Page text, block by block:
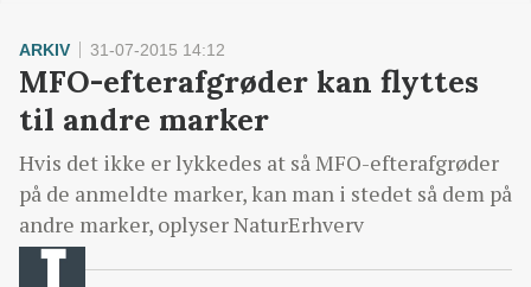
ARKIV 31-07-2015 14:12
MFO-efterafgrøder kan flyttes
til andre marker
Hvis det ikke er lykkedes at så MFO-efterafgrøder
på de anmeldte marker, kan man i stedet så dem på
andre marker, oplyser NaturErhverv